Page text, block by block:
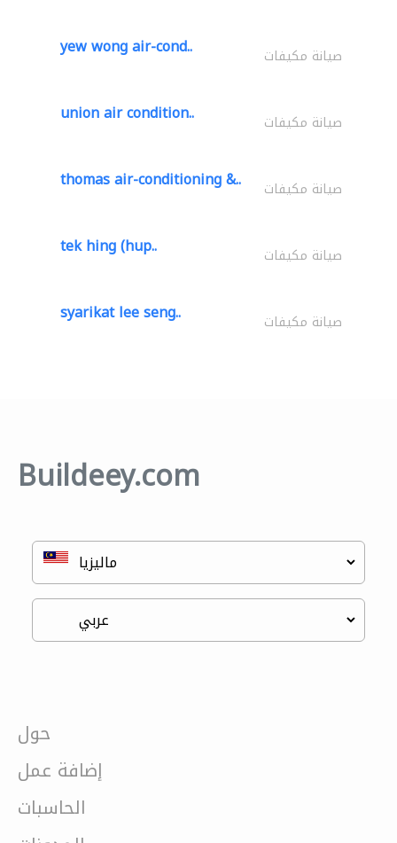
yew wong air-cond.. صيانة مكيفات
union air condition.. صيانة مكيفات
thomas air-conditioning &.. صيانة مكيفات
tek hing (hup.. صيانة مكيفات
syarikat lee seng.. صيانة مكيفات
Buildeey.com
حول
إضافة عمل
الحاسبات